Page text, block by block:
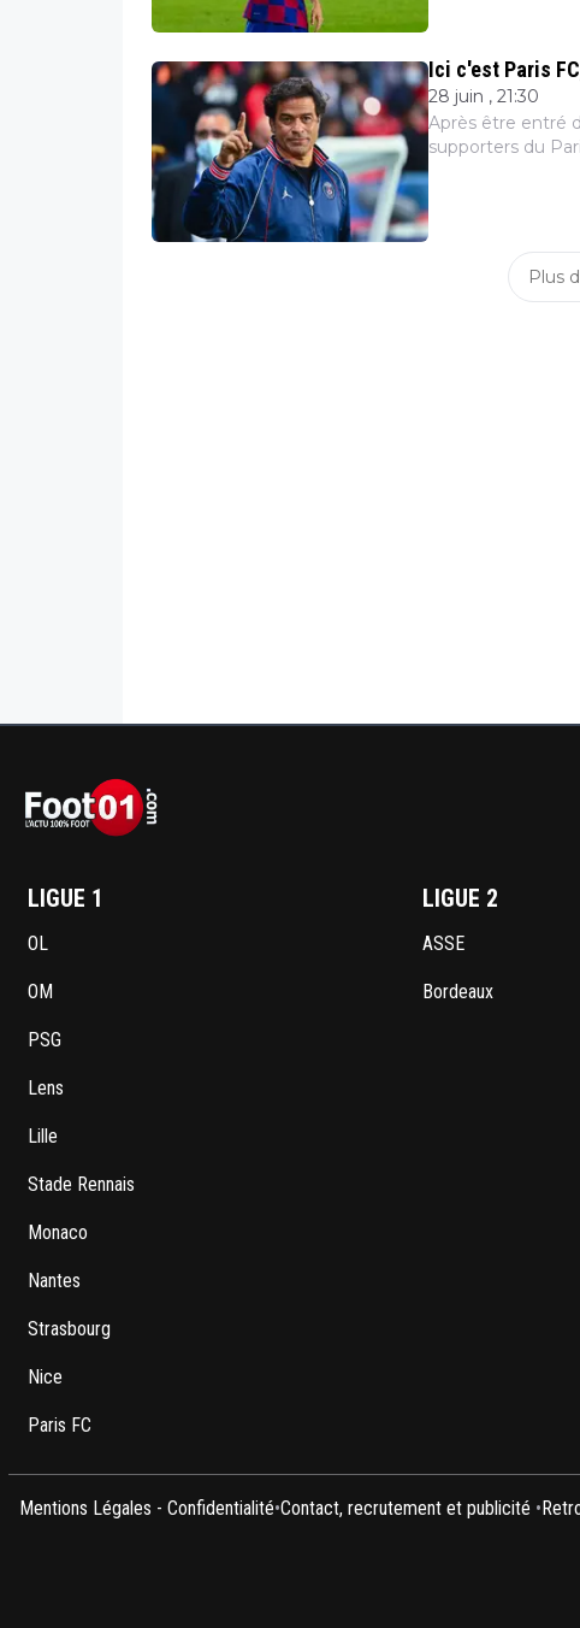
Ici c'est Paris
28 juin , 21:30
Après être entré
supporters du
Plus
LIGUE 1
OL
OM
PSG
Lens
Lille
Stade Rennais
Monaco
Nantes
Strasbourg
Nice
Paris FC
LIGUE 2
ASSE
Bordeaux
Mentions Légales - Confidentialité•Contact, recrutement et publicité •